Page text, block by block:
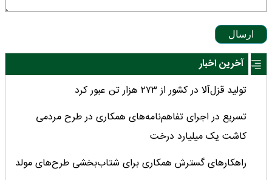
ارسال
آخرین اخبار
تولید قزل‌آلا در کشور از ۲۷۳ هزار تن عبور کرد
تسریع در اجرای تفاهم‌نامه‌های همکاری در طرح مردمی
کاشت یک میلیارد درخت
راهکارهای گسترش همکاری برای شتاب‌بخشی طرح‌های مولد